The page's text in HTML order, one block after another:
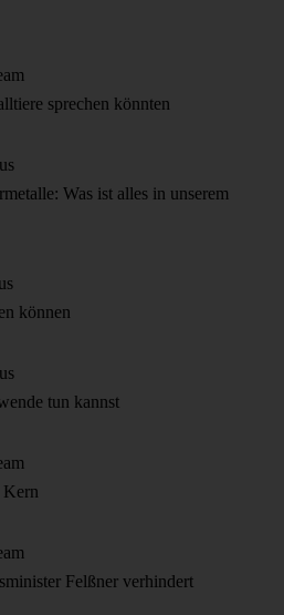
sprechen könnten
Was ist alles in unserem
können
tun kannst
Kern
Felßner verhindert